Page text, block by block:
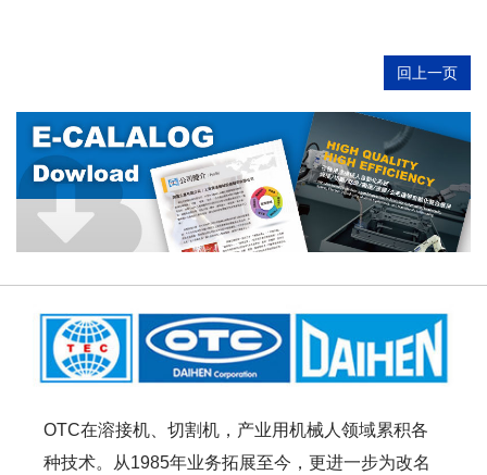
回上一页
OTC在溶接机、切割机，产业用机械人领域累积各
种技术。从1985年业务拓展至今，更进一步为改名